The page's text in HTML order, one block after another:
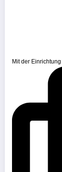
Mit der